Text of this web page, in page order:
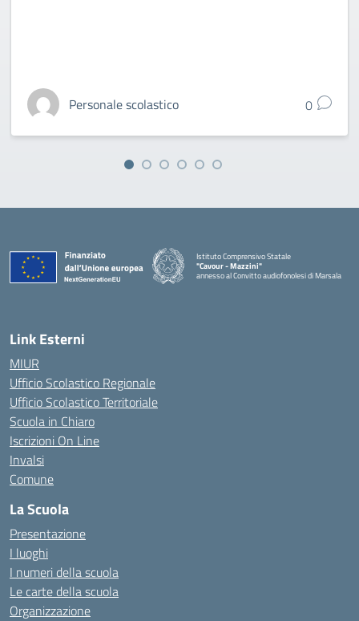
Personale scolastico 0
Istituto Comprensivo Statale
"Cavour - Mazzini"
annesso al Convitto audiofonolesi di Marsala
Link Esterni
MIUR
Ufficio Scolastico Regionale
Ufficio Scolastico Territoriale
Scuola in Chiaro
Iscrizioni On Line
Invalsi
Comune
La Scuola
Presentazione
I luoghi
I numeri della scuola
Le carte della scuola
Organizzazione